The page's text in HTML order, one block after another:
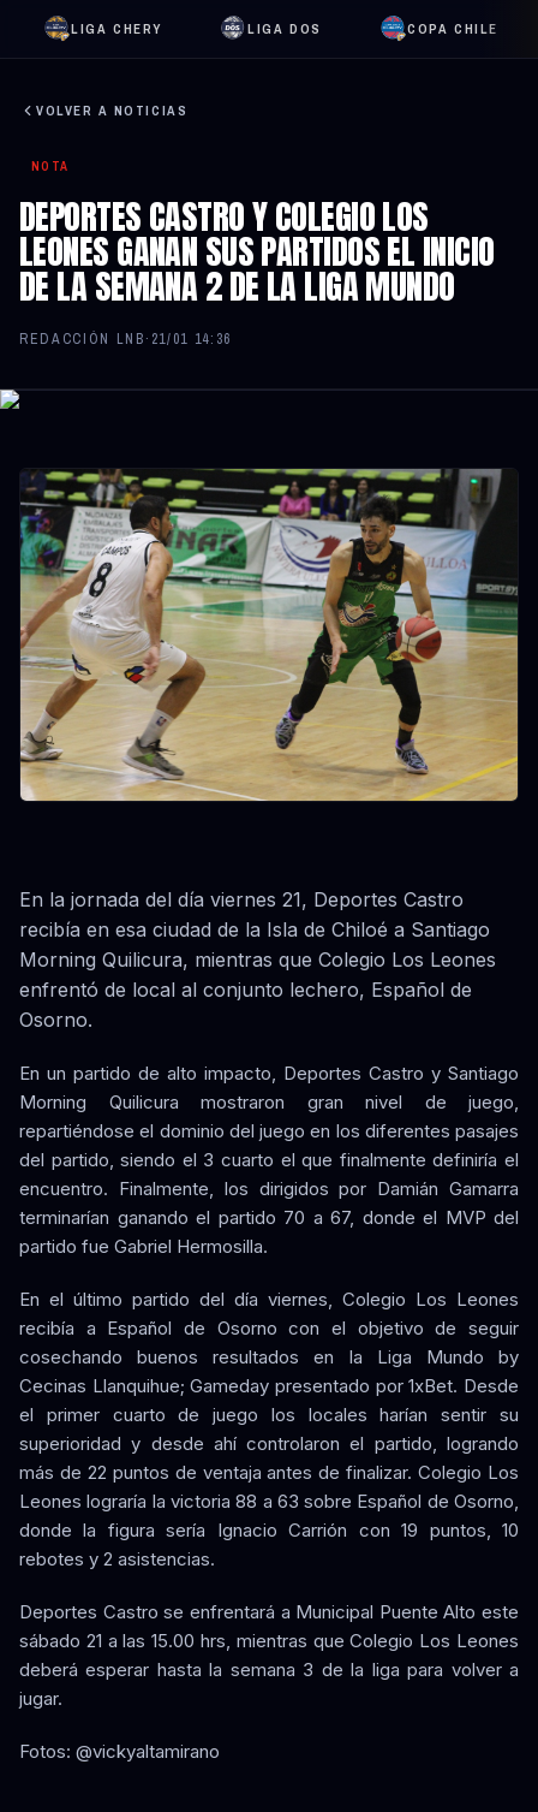
LIGA CHERY LIGA DOS COPA CHILE
VOLVER A NOTICIAS
NOTA
DEPORTES CASTRO Y COLEGIO LOS
LEONES GANAN SUS PARTIDOS EL INICIO
DE LA SEMANA 2 DE LA LIGA MUNDO
REDACCIÓN LNB· 21/01 14:36
En la jornada del día viernes 21, Deportes Castro
recibía en esa ciudad de la Isla de Chiloé a Santiago
Morning Quilicura, mientras que Colegio Los Leones
enfrentó de local al conjunto lechero, Español de
Osorno.
En un partido de alto impacto, Deportes Castro y Santiago
Morning Quilicura mostraron gran nivel de juego,
repartiéndose el dominio del juego en los diferentes pasajes
del partido, siendo el 3 cuarto el que finalmente definiría el
encuentro. Finalmente, los dirigidos por Damián Gamarra
terminarían ganando el partido 70 a 67, donde el MVP del
partido fue Gabriel Hermosilla.
En el último partido del día viernes, Colegio Los Leones
recibía a Español de Osorno con el objetivo de seguir
cosechando buenos resultados en la Liga Mundo by
Cecinas Llanquihue; Gameday presentado por 1xBet. Desde
el primer cuarto de juego los locales harían sentir su
superioridad y desde ahí controlaron el partido, logrando
más de 22 puntos de ventaja antes de finalizar. Colegio Los
Leones lograría la victoria 88 a 63 sobre Español de Osorno,
donde la figura sería Ignacio Carrión con 19 puntos, 10
rebotes y 2 asistencias.
Deportes Castro se enfrentará a Municipal Puente Alto este
sábado 21 a las 15.00 hrs, mientras que Colegio Los Leones
deberá esperar hasta la semana 3 de la liga para volver a
jugar.
Fotos: @vickyaltamirano